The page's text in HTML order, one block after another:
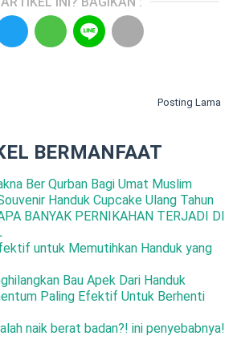
Posting Lama
BERMANFAAT
Ber Qurban Bagi Umat Muslim
Handuk Cupcake Ulang Tahun
BANYAK PERNIKAHAN TERJADI DI
untuk Memutihkan Handuk yang
Bau Apek Dari Handuk
Paling Efektif Untuk Berhenti
naik berat badan?! ini penyebabnya!